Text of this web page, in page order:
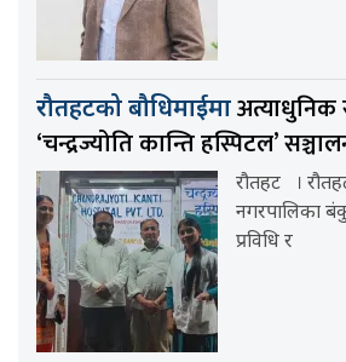
रौतहटको बौधिमाईमा
‘चन्द्रज्योति कान्ति हस्पिटल’
रौतहट ।
नगरपालिका
प्रविधि र